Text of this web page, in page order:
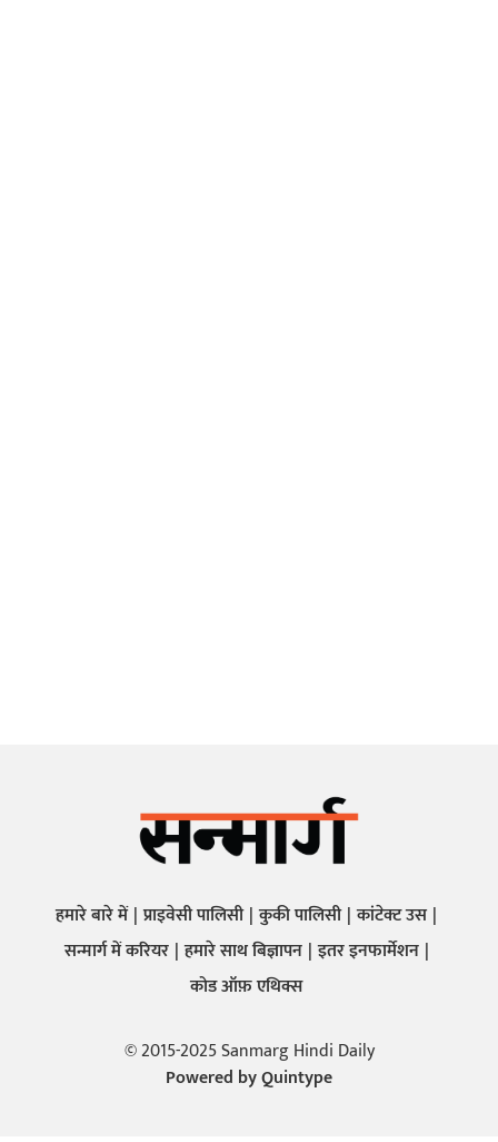
हमारे बारे में प्राइवेसी पालिसी कुकी पालिसी कांटेक्ट उस
सन्मार्ग में करियर हमारे साथ बिज्ञापन इतर इनफार्मेशन
कोड ऑफ़ एथिक्स
© 2015-2025 Sanmarg Hindi Daily
Powered byQuintype